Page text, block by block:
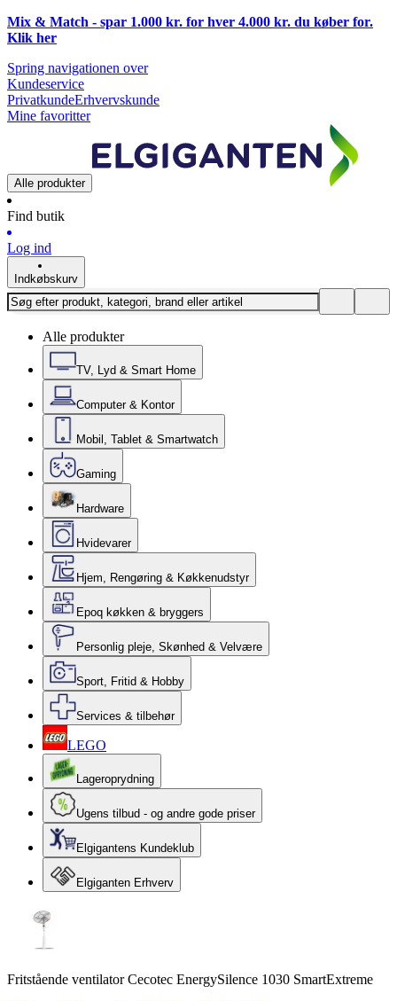
Mix & Match - spar 1.000 kr. for hver 4.000 kr. du køber for.
Klik her
Spring navigationen over
Kundeservice
PrivatkundeErhvervskunde
Mine favoritter
Alle produkter
Find butik
Log ind
Indkøbskurv
Alle produkter
TV, Lyd & Smart Home
Computer & Kontor
Mobil, Tablet & Smartwatch
Gaming
Hardware
Hvidevarer
Hjem, Rengøring & Køkkenudstyr
Epoq køkken & bryggers
Personlig pleje, Skønhed & Velvære
Sport, Fritid & Hobby
Services & tilbehør
LEGO
Lageroprydning
Ugens tilbud - og andre gode priser
Elgigantens Kundeklub
Elgiganten Erhverv
Fritstående ventilator Cecotec EnergySilence 1030 SmartExtreme